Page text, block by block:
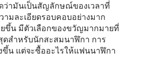
ามันเป็นสัญลักษณ์ของเวลาที่
มละเอียดรอบคอบอย่างมาก
ขึ้น มีตัวเลือกของขวัญมากมายที่
ดสำหรับนักสะสมนาฬิกา การ
น แต่จะซื้ออะไรให้แฟนนาฬิกา